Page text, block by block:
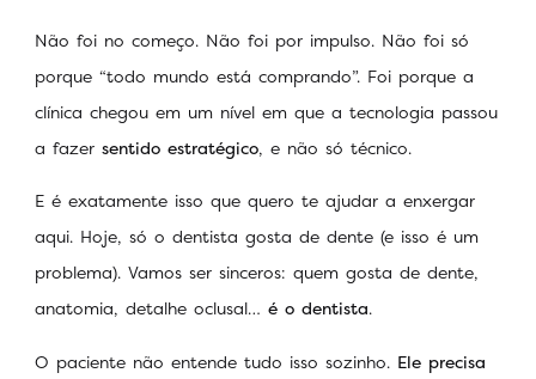
Não foi no começo. Não foi por impulso. Não foi só
porque “todo mundo está comprando”. Foi porque a
clínica chegou em um nível em que a tecnologia passou
a fazer sentido estratégico, e não só técnico.
E é exatamente isso que quero te ajudar a enxergar
aqui. Hoje, só o dentista gosta de dente (e isso é um
problema). Vamos ser sinceros: quem gosta de dente,
anatomia, detalhe oclusal… é o dentista.
O paciente não entende tudo isso sozinho. Ele precisa